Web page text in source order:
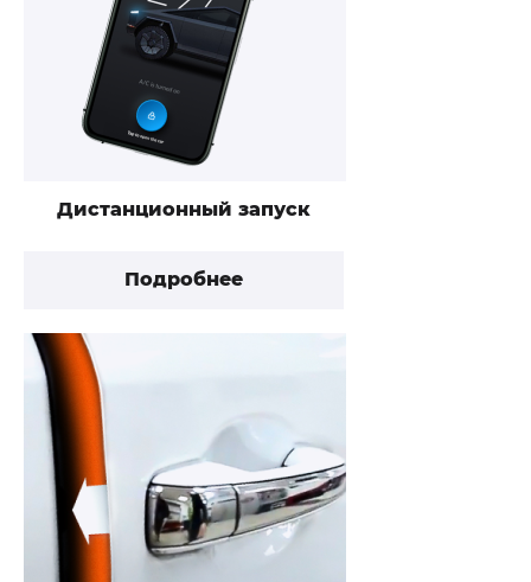
Дистанционный запуск
Подробнее